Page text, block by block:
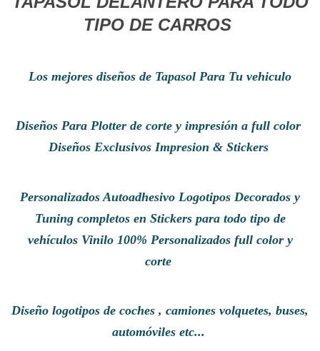
TIPO DE CARROS
Los mejores diseños de Tapasol Para Tu vehiculo
Diseños Para Plotter de corte y impresión a full color
Diseños Exclusivos Impresion & Stickers
Personalizados Autoadhesivo Logotipos Decorados y
Tuning completos en Stickers para todo tipo de
vehículos Vinilo 100% Personalizados full color y
corte
Diseño logotipos de coches , camiones volquetes, buses,
automóviles etc...